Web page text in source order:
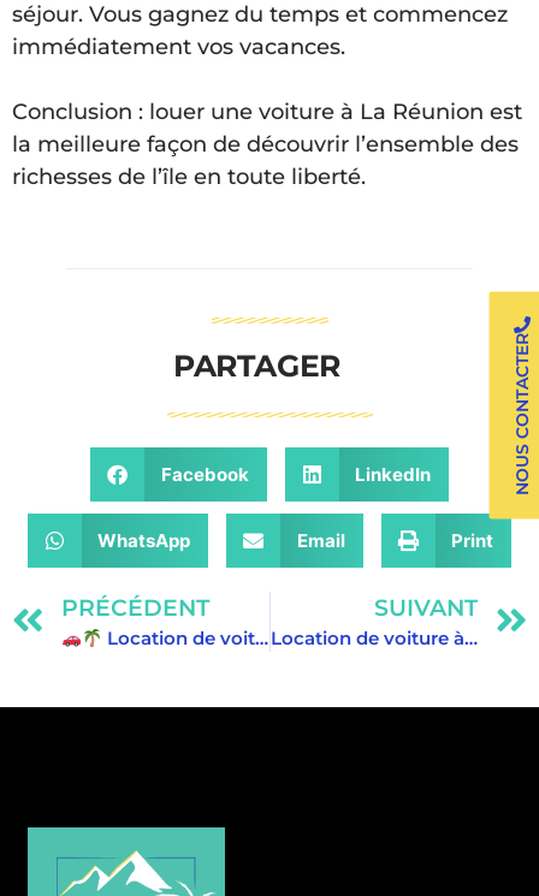
séjour. Vous gagnez du temps et commencez
immédiatement vos vacances.
Conclusion : louer une voiture à La Réunion est
la meilleure façon de découvrir l’ensemble des
richesses de l’île en toute liberté.
PARTAGER
Facebook LinkedIn
WhatsApp Email Print
PRÉCÉDENT
Location de voiture à La Réunion : la liberté de découvrir l’île à votre rythme !
SUIVANT
Location de voiture à La Réunion : la liberté de découvrir l’île à votre rythme
NOUS CONTACTER